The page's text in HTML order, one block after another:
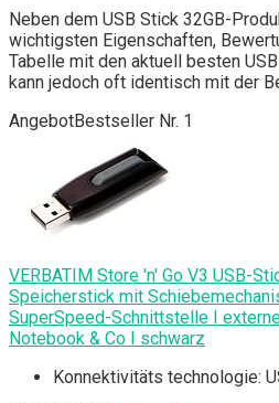
Neben dem USB Stick 32GB-
wichtigsten Eigenschaften,
Tabelle mit den aktuell besten
kann jedoch oft identisch mit der
AngebotBestseller Nr. 1
VERBATIM Store 'n' Go V3 USB-
Speicherstick mit
SuperSpeed-Schnittstelle I
Notebook & Co I schwarz
Konnektivitäts technologie: